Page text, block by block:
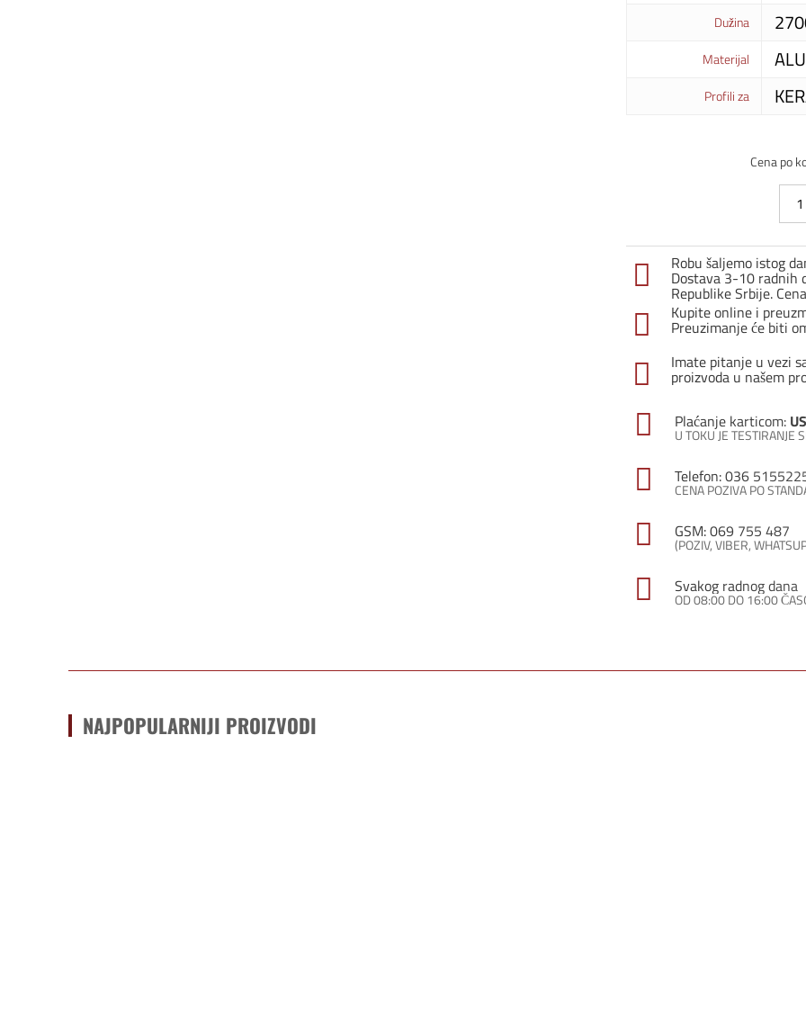
Dužina
Materijal
Profili za
Cena po
ST-
11
/
mat
Robu šaljemo istog
Dostava 3-10 radnih
Republike Srbije.
Kupite online i
Preuzimanje će biti
Imate pitanje u vezi
proizvoda u našem
Plaćanje karticom:
U TOKU JE
Telefon: 036
CENA POZIVA PO
GSM: 069 755 487
(POZIV, VIBER,
Svakog radnog dana
OD 08:00 DO 16:00
NAJPOPULARNIJI PROIZVODI